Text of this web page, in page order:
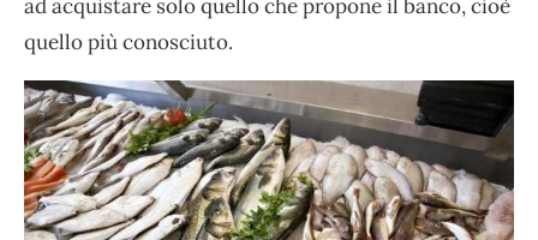
ad acquistare solo quello che propone il banco, cioè
quello più conosciuto.